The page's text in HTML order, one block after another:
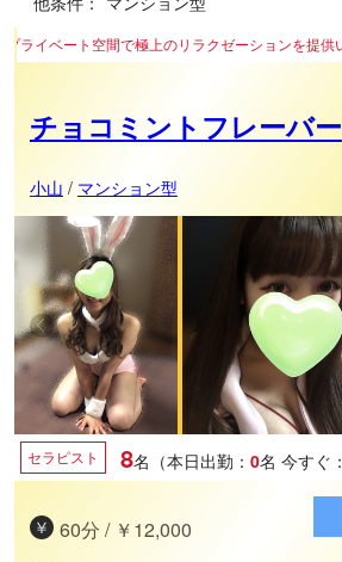
のリラクゼーションを提供いたします。
チョコミントフレーバー
小山 / マンション型
セラピスト 8名（本日出勤： 0名 今すぐ：
60分 / ￥12,000